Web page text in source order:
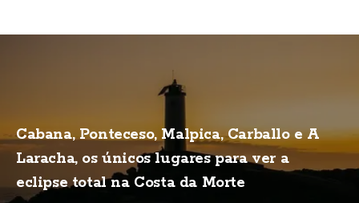
Cabana, Ponteceso, Malpica, Carballo e A
Laracha, os únicos lugares para ver a
eclipse total na Costa da Morte